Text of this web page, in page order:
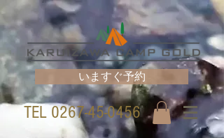
いますぐ予約
TEL 0267-45-0456